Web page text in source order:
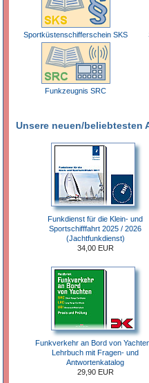
Sportküstenschifferschein SKS
Funkzeugnis SRC
Unsere neuen/beliebtesten
Funkdienst für die Klein- und
Sportschifffahrt 2025 / 2026
(Jachtfunkdienst)
34,00 EUR
Funkverkehr an Bord von
Lehrbuch mit Fragen- und
Antwortenkatalog
29,90 EUR